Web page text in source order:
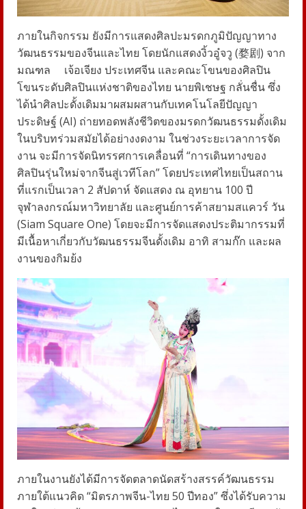
ภายในกิจกรรม ยังมีการแสดงศิลปะมรดกภูมิปัญญาทาง
วัฒนธรรมของจีนและไทย โดยนักแสดงงิ้วอู๋จวู (婺剧) จาก
มณฑล
เจ้อเจียง ประเทศจีน และคณะโขนของศิลปิน
โขนระดับศิลปินแห่งชาติของไทย นายพิเชษฐ กลั่นชื่น ซึ่ง
ได้นำศิลปะดั้งเดิมมาผสมผสานกับเทคโนโลยีปัญญา
ประดิษฐ์ (AI) ถ่ายทอดพลังชีวิตของมรดกวัฒนธรรมดั้งเดิม
ในบริบทร่วมสมัยได้อย่างงดงาม ในช่วงระยะเวลาการจัด
งาน จะมีการจัดนิทรรศการเคลื่อนที่ “การเดินทางของ
ศิลปินรุ่นใหม่จากจีนสู่เวทีโลก” โดยประเทศไทยเป็นสถาน
ที่แรกเป็นเวลา 2 สัปดาห์ จัดแสดง ณ อุทยาน 100 ปี
จุฬาลงกรณ์มหาวิทยาลัย และศูนย์การค้าสยามสแควร์ วัน
(Siam Square One) โดยจะมีการจัดแสดงประติมากรรมที่
มีเนื้อหาเกี่ยวกับวัฒนธรรมจีนดั้งเดิม อาทิ สามก๊ก และผล
งานของกิมย้ง
ภายในงานยังได้มีการจัดตลาดนัดสร้างสรรค์วัฒนธรรม
ภายใต้แนวคิด “มิตรภาพจีน-ไทย 50 ปีทอง” ซึ่งได้รับความ